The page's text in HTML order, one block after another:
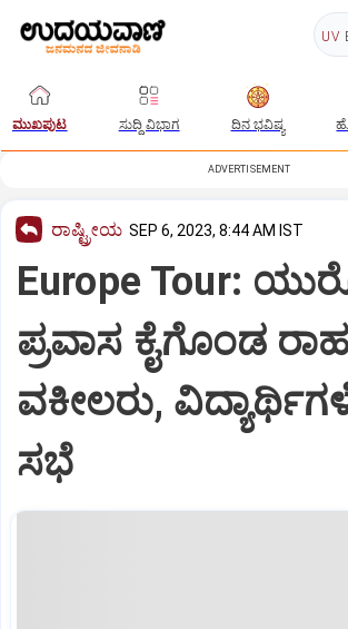
UV
ಮುಖಪುಟ ಸುದ್ದಿ ವಿಭಾಗ ದಿನ ಭವಿಷ್ಯ
ADVERTISEMENT
ರಾಷ್ಟ್ರೀಯ SEP 6, 2023, 8:44 AM IST
Europe Tour:
ಪ್ರವಾಸ ಕೈಗೊಂಡ
ವಕೀಲರು,
ಸಭೆ